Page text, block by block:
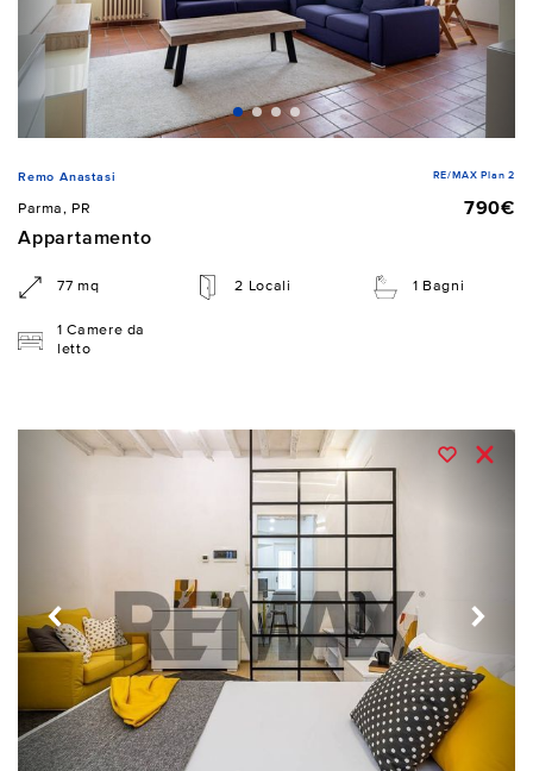
Remo Anastasi RE/MAX Plan 2
Parma, PR
790€
Appartamento
77 mq 2 Locali 1 Bagni
1 Camere da
letto